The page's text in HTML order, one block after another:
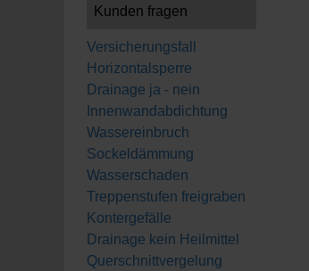
Kunden fragen
Versicherungsfall
Horizontalsperre
Drainage ja - nein
Innenwandabdichtung
Wassereinbruch
Sockeldämmung
Wasserschaden
Treppenstufen freigraben
Kontergefälle
Drainage kein Heilmittel
Querschnittvergelung